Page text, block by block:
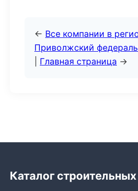
← Все компании в
Приволжский
Главная страница →
Каталог